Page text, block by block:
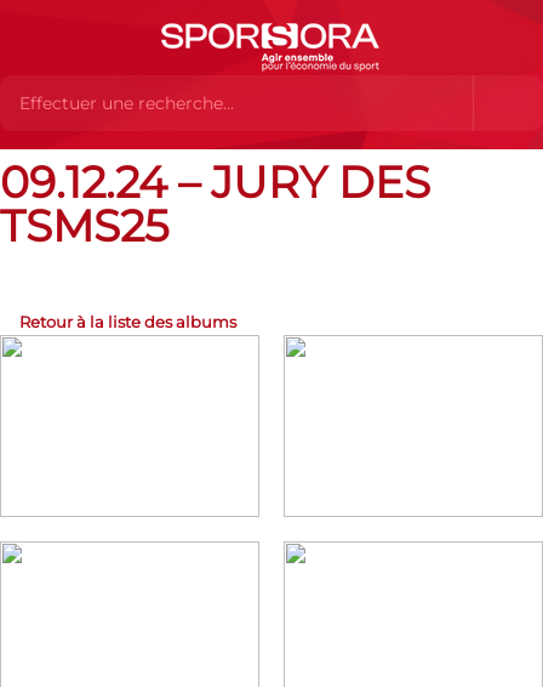
Albums Flickr 09.12.24 – Jury des TSMS25
09.12.24 – JURY DES
TSMS25
Retour à la liste des albums